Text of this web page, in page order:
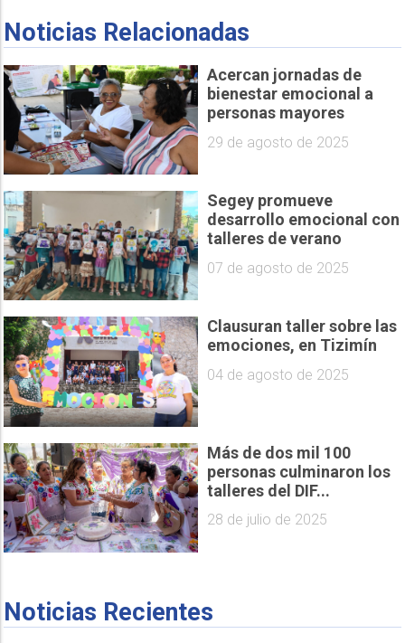
Noticias Relacionadas
Acercan jornadas de
bienestar emocional a
personas mayores
29 de agosto de 2025
Segey promueve
desarrollo emocional con
talleres de verano
07 de agosto de 2025
Clausuran taller sobre las
emociones, en Tizimín
04 de agosto de 2025
Más de dos mil 100
personas culminaron los
talleres del DIF...
28 de julio de 2025
Noticias Recientes